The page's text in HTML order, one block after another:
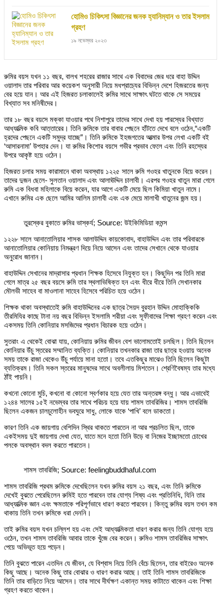
হোমিও চিকিৎসা বিজ্ঞানের জনক হ্যানিম্যান ও তার ইসলাম
গ্রহণ
১৯ নভেম্বর ২০২৩
রুমির বয়স যখন ১১ বছর, বালখ শহরের রাজার সাথে এক বিবাদের জের ধরে বাহা উদ্দিন
ওয়ালাদ তার পরিবার আর কয়েকশ অনুসারী নিয়ে মধপ্রাচ্যের বিভিন্ন দেশে হিজরতের জন্য
বের হয়ে যান। আর এই হিজরত চলাকালেই রুমির সাথে সাক্ষাৎ ঘটতে থাকে সে সময়ের
বিখ্যাত সব মনিষীদের।
তার ১৮ বছর বয়সে মক্কা যাওয়ার পথে নিশাপুরে তাদের সাথে দেখা হয় পারস্যের বিখ্যাত
আধ্যাত্মিক কবি আত্তারের। তিনি রুমিকে তার বাবার পেছনে হাঁটতে দেখে বলে ওঠেন,“একটি
হ্রদের পেছনে একটি সমুদ্র যাচ্ছে”। তিনি রুমিকে ইহজগতের আত্মার উপর লেখা একটি বই
‘আসারনামা’ উপহার দেন। যা রুমির কিশোর বয়সে গভীর প্রভাব ফেলে এবং তিনি রহস্যের
উপরে আকৃষ্ট হয়ে ওঠেন।
হিজরত চলার সময় কারামানে থাকা অবস্থায় ১২২৫ সালে রুমি গওহর খাতুনকে বিয়ে করেন।
তাদের দুজন ছেলে- সুলতান ওয়ালাদ এবং আলাঊদ্দিন চালাবী। এরপর গওহর খাতুন মারা গেলে
রুমি এক বিধবা মহিলাকে বিয়ে করেন, যার আগে একটি মেয়ে ছিল কিমিয়া খাতুন নামে।
এখানে রুমির এক ছেলে আমির আলিম চালাবী এবং এক মেয়ে মালাখী খাতুনের জন্ম হয়।
তুরস্কের বুকাতে রুমির ভাস্কর্য; Source: উইকিমিডিয়া কমন্স
১২২৮ সালে আনাতোলিয়ার শাসক আলাউদ্দিন কায়কোবাদ, বাহাউদ্দিন এবং তার পরিবারকে
আনাতোলিয়ার কোনিয়ায় নিমন্ত্রণ দিয়ে নিয়ে আসেন এবং তাদের সেখানে থেকে যাওয়ার
অনুরোধ জানান।
বাহাউদ্দিন সেখানের মাদ্রাসার প্রধান শিক্ষক হিসেবে নিযুক্ত হন। কিছুদিন পর তিনি মারা
গেলে মাত্র ২৫ বছর বয়সে রুমি তার স্থলাভিষিক্ত হন এবং ধীরে ধীরে তিনি সেখানকার
মৌলভী সাহেব বা মাওলানা সাহেব হিসেবে পরিচিত হয়ে ওঠেন।
শিক্ষক থাকা অবস্থাতেই রুমি বাহাউদ্দিনের এক ছাত্র সৈয়দ বুরহান উদ্দিন মোহাক্কিকি
তীরমিযির কাছে টানা নয় বছর বিভিন্ন ইসলামি শরীয়া এবং সূফীবাদের শিক্ষা গ্রহণ করেন এবং
একসময় তিনি কোনিয়ার মসজিদের প্রধান বিচারক হয়ে ওঠেন।
সুতরাং এ থেকেই বোঝা যায়, কোনিয়ায় রুমির জীবন বেশ ভালোমতোই চলছিল। তিনি ছিলেন
কোনিয়ার উঁচু স্তরের সম্মানিত ব্যক্তি। কোনিয়ার তখনকার রাজা তার ছাত্র হওয়ায় অনেক
সময় তাকে রাজা থেকেও উঁচু পর্যায়ে মানা হতো। তবে এতকিছুর মাঝেও তিনি ছিলেন কিছুটা
ব্যতিক্রম। তিনি সকল স্তরের মানুষদের সাথে অবলীলায় মিশতেন। শ্রেণিবৈষম্য তার মধ্যে
ঠাঁই পায়নি।
কখনো কোনো মুচি, কখনো বা কোনো স্বর্ণকার হয়ে যেত তার অন্তরঙ্গ বন্ধু। আর এভাবেই
১২৪৪ সালের ১৫ই নভেম্বর তার সাথে পরিচয় হয়ে যায় শামস তাবরিজির। শামস তাবরিজি
ছিলেন একজন চালচুলোহীন ভবঘুরে সাধু, লোকে যাকে ‘পাখি’ বলে ডাকতো।
কারণ তিনি এক জায়গায় বেশিদিন স্থির থাকতে পারতেন না আর প্রচলিত ছিল, তাকে
একইসময় দুই জায়গায় দেখা যেত, যাতে মনে হতো তিনি উড়ে বা নিজের ইচ্ছামতো চোখের
পলকে অবস্থান বদল করতে পারতেন।
শামস তাবরিজি; Source: feelingbuddhaful.com
শামস তাবরিজি প্রথম রুমিকে দেখেছিলেন যখন রুমির বয়স ২১ বছর, এবং তিনি রুমিকে
দেখেই বুঝতে পেরেছিলেন রুমিই হতে পারবেন তার যোগ্য শিষ্য এবং প্রতিনিধি, যিনি তার
আধ্যাত্মিক জ্ঞান এবং ক্ষমতাকে পরিপূর্ণভাবে ধারণ করতে পারবেন। কিন্তু রুমির বয়স তখন কম
থাকায় তিনি তখন রুমিকে ধরা দেননি।
তাই রুমির বয়স যখন চল্লিশ হয় এবং সেই আধ্যাত্মিকতা ধারণ করার জন্য তিনি যোগ্য হয়ে
ওঠেন, তখন শামস তাবরিজি আবার তাকে খুঁজে বের করেন। রুমিও শামস তাবরিজির সাক্ষাৎ
পেয়ে অভিভূত হয়ে পড়েন।
তিনি বুঝতে পারেন এতদিন যে জীবন, যে বিশ্বাস নিয়ে তিনি বেঁচে ছিলেন, তার বাইরেও অনেক
কিছু আছে। অনেক কিছু তার বোঝার ও ধারণ করার আছে। তাই তিনি শামস তাবরিজিকে
তিনি তার বাড়িতে নিয়ে আসেন। তার সাথে দীর্ঘক্ষণ একান্ত সময় কাটাতে থাকেন এবং শিক্ষা
গ্রহণ করতে থাকেন।